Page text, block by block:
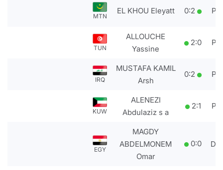
MTN
EL KHOU Eleyatt 0:2
TUN
ALLOUCHE
Yassine
2:0
IRQ
MUSTAFA KAMIL
Arsh
0:2
KUW
ALENEZI
Abdulaziz s a
2:1
EGY
MAGDY
ABDELMONEM
Omar
0:0